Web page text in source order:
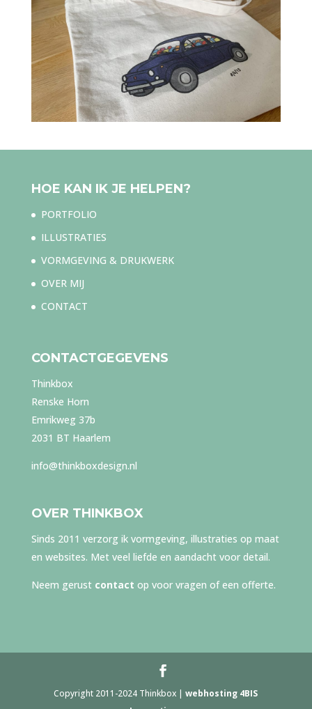
HOE KAN IK JE HELPEN?
PORTFOLIO
ILLUSTRATIES
VORMGEVING & DRUKWERK
OVER MIJ
CONTACT
CONTACTGEGEVENS
Thinkbox
Renske Horn
Emrikweg 37b
2031 BT Haarlem
info@thinkboxdesign.nl
OVER THINKBOX
Sinds 2011 verzorg ik vormgeving, illustraties op maat
en websites. Met veel liefde en aandacht voor detail.
Neem gerust contact op voor vragen of een offerte.
Copyright 2011-2024 Thinkbox |webhosting 4BIS